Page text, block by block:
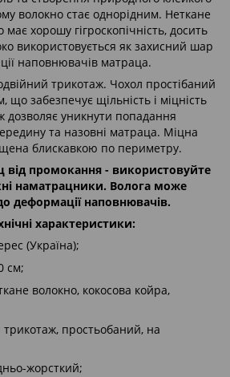
волокно стає однорідним. Неткане
має хорошу гігроскопічність, досить
використовується як захисний шар
наповнювачів матраца.
трикотаж. Чохол простібаний
що забезпечує щільність і міцність
дозволяє уникнути попадання
та назовні матраца. Міцна
блискавкою по периметру.
промокання - використовуйте
наматрацники. Волога може
деформації наповнювачів.
характеристики:
(Україна);
см;
волокно, кокосова койра,
простьобаний, на
жорсткий;